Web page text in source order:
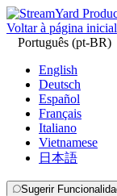
Voltar à página inicial
Português (pt-BR)
English
Deutsch
Español
Français
Italiano
Vietnamese
日本語
Sugerir